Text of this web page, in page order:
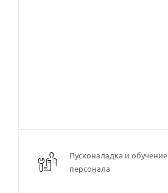
Пусконаладка и обучение
персонала